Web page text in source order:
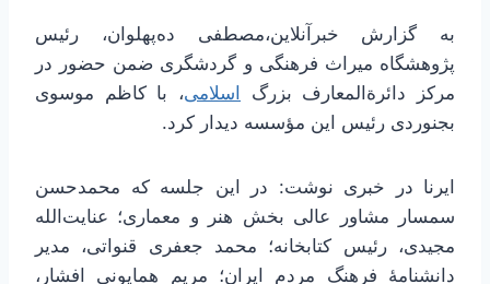
به گزارش خبرآنلاین،مصطفی ده‌پهلوان، رئیس
پژوهشگاه میراث فرهنگی و گردشگری ضمن حضور در
مرکز دائرةالمعارف بزرگ
اسلامی، با کاظم موسوی
بجنوردی رئیس این مؤسسه دیدار کرد.
ایرنا در خبری نوشت: در این جلسه که محمدحسن
سمسار مشاور عالی بخش هنر و معماری؛ عنایت‌الله
مجیدی، رئیس کتابخانه؛ محمد جعفری قنواتی، مدیر
دانشنامۀ فرهنگ مردم ایران؛ مریم همایونی افشار،